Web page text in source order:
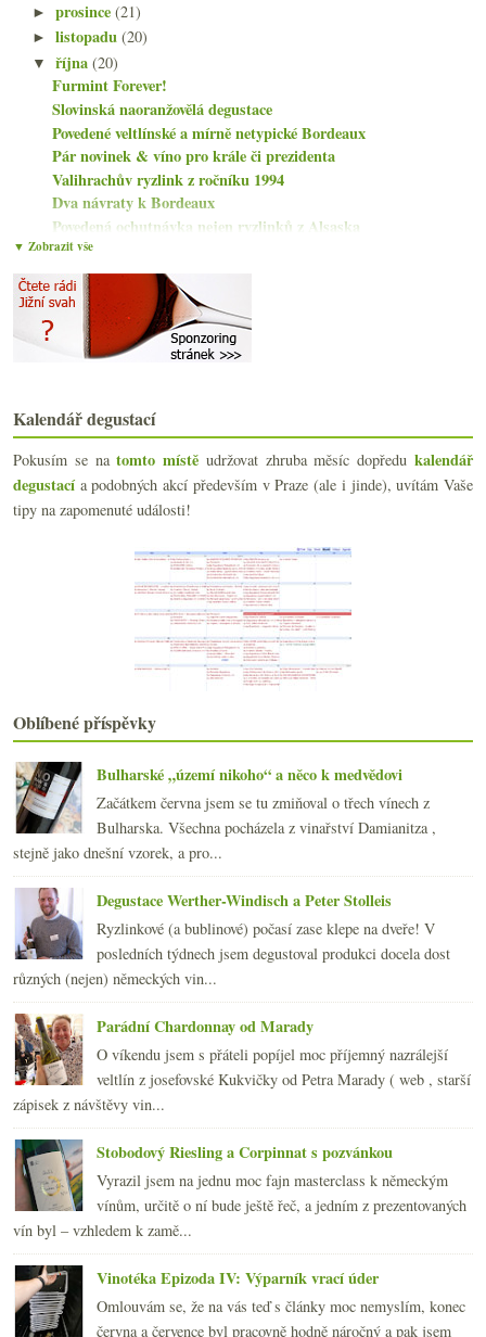
►prosince(21)
►listopadu(20)
▼října(20)
Furmint Forever!
Slovinská naoranžovělá degustace
Povedené veltlínské a mírně netypické Bordeaux
Pár novinek & víno pro krále či prezidenta
Valihrachův ryzlink z ročníku 1994
Dva návraty k Bordeaux
Povedená ochutnávka nejen ryzlinků z Alsaska
Přestřelené červené z Čech
Leckdy raritní postarší i hodně stará vína
Krátce z Galadegustace Kupmeto
Kalendář ochutnávek
(Anti)degustace s pár fajn vzorky
Dvě výrazná červená od Freixenetu
Parádní Savennières, fajn lehké bílé a solidní ita...
Staré moravské červené a český ryzlink
Ryzlink a Veltlín v podobě mírně netradiční
Pětkrát Vermentino
Toulky noční Boloňou
(23)
► března(22)
►února(20)
►ledna (21)
►2014(254)
► 2013(249)
►2012(254)
►2011(252)
2010 (249)
►2009(249)
►2008(270)
►2007(108)
▼ Zobrazit vše
Kalendář degustací
Pokusím se natomto místě udržovat zhruba měsíc dopředukalendář
degustacía podobných akcí především v Praze (ale i jinde), uvítám Vaše
tipy na zapomenuté události!
Oblíbené příspěvky
Bulharské „území nikoho“ a něco k medvědovi
Začátkem června jsem se tu zmiňoval o třech vínech z
Bulharska. Všechna pocházela z vinařství Damianitza ,
stejně jako dnešní vzorek, a pro...
Degustace Werther-Windisch a Peter Stolleis
Ryzlinkové (a bublinové) počasí zase klepe na dveře! V
posledních týdnech jsem degustoval produkci docela dost
různých (nejen) německých vin...
Parádní Chardonnay od Marady
O víkendu jsem s přáteli popíjel moc příjemný nazrálejší
veltlín z josefovské Kukvičky od Petra Marady ( web , starší
zápisek z návštěvy vin...
Stobodový Riesling a Corpinnat s pozvánkou
Vyrazil jsem na jednu moc fajn masterclass k německým
vínům, určitě o ní bude ještě řeč, a jedním z prezentovaných
vín byl – vzhledem k zamě...
Vinotéka Epizoda IV: Výparník vrací úder
Omlouvám se, že na vás teď s články moc nemyslím, konec
června a července byl pracovně hodně náročný a pak jsem